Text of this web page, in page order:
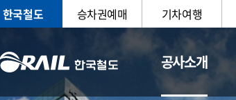
한국철도 승차권예매 기차여행
공사소개